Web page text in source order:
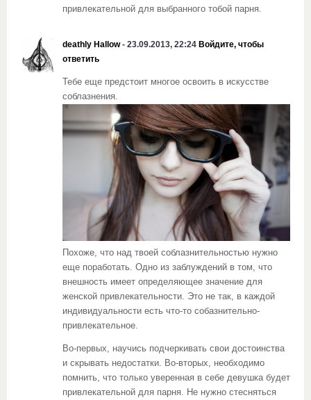
привлекательной для выбранного тобой парня.
deathly Hallow- 23.09.2013, 22:24 Войдите, чтобы
ответить
Тебе еще предстоит многое освоить в искусстве
соблазнения.
Похоже, что над твоей соблазнительностью нужно
еще поработать. Одно из заблуждений в том, что
внешность имеет определяющее значение для
женской привлекательности. Это не так, в каждой
индивидуальности есть что-то собазнительно-
привлекательное.
Во-первых, научись подчеркивать свои достоинства
и скрывать недостатки. Во-вторых, необходимо
помнить, что только уверенная в себе девушка будет
привлекательной для парня. Не нужно стесняться